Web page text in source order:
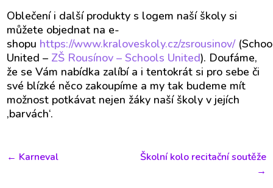
Oblečení i další produkty s logem naší školy si
můžete objednat na e-
shopu https://www.kraloveskoly.cz/zsrousinov/
United – ZŠ Rousínov – Schools United). Doufáme,
že se Vám nabídka zalíbí a i tentokrát si pro sebe či
své blízké něco zakoupíme a my tak budeme mít
možnost potkávat nejen žáky naší školy v jejích
‚barvách‘.
← Karneval
Školní kolo recitační soutěže
→